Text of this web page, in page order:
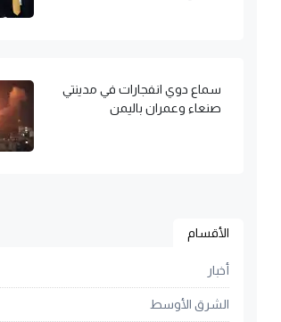
سماع دوي انفجارات في مدينتي
صنعاء وعمران باليمن
الأقسام
أخبار
الشرق الأوسط